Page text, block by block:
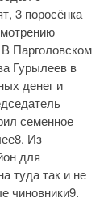
3 поросёнка
Парголовском
Гурылеев в
денег и
семенное
Из
для
туда так и не
чиновники9.